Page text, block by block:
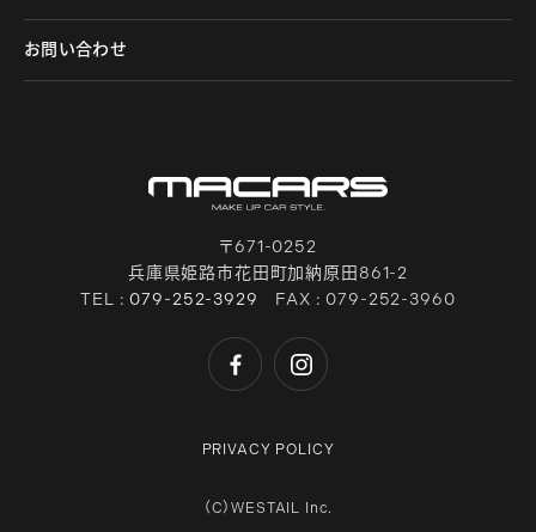
お問い合わせ
〒671-0252
兵庫県姫路市花田町加納原田861-2
TEL :079-252-3929 FAX : 079-252-3960
PRIVACY POLICY
（C）WESTAIL Inc.